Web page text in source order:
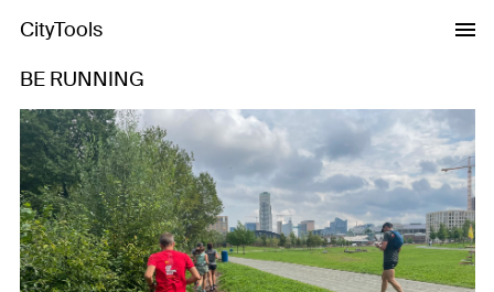
CityTools
BE RUNNING
Previous Next